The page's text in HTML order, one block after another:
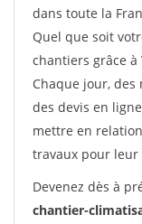
dans toute la
Quel que soit
chantiers grâce à
Chaque jour,
des devis en
mettre en
travaux pour leur
Devenez dès à
chantier-